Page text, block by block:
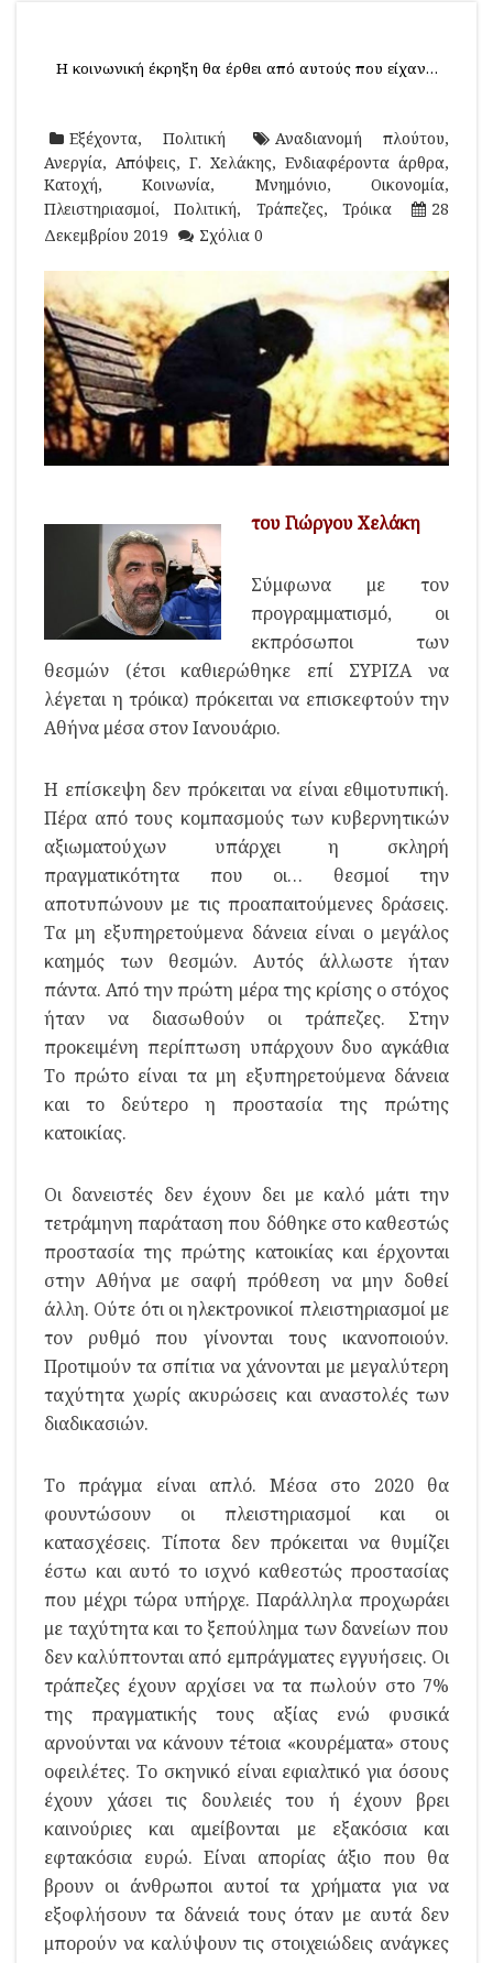
Η κοινωνική έκρηξη θα έρθει από αυτούς που είχαν…
Εξέχοντα,Πολιτική Αναδιανομή πλούτου,
Ανεργία, Απόψεις, Γ. Χελάκης, Ενδιαφέροντα άρθρα,
Κατοχή,Κοινωνία, Μνημόνιο,Οικονομία,
Πλειστηριασμοί,Πολιτική, Τράπεζες, Τρόικα
28
Δεκεμβρίου 2019
Σχόλια 0
του Γιώργου Χελάκη
Σύμφωνα με τον
προγραμματισμό, οι
εκπρόσωποι των
θεσμών (έτσι καθιερώθηκε επί ΣΥΡΙΖΑ να
λέγεται η τρόικα) πρόκειται να επισκεφτούν την
Αθήνα μέσα στον Ιανουάριο.
Η επίσκεψη δεν πρόκειται να είναι εθιμοτυπική.
Πέρα από τους κομπασμούς των κυβερνητικών
αξιωματούχων υπάρχει η σκληρή
πραγματικότητα που οι… θεσμοί την
αποτυπώνουν με τις προαπαιτούμενες δράσεις.
Τα μη εξυπηρετούμενα δάνεια είναι ο μεγάλος
καημός των θεσμών. Αυτός άλλωστε ήταν
πάντα. Από την πρώτη μέρα της κρίσης ο στόχος
ήταν να διασωθούν οι τράπεζες. Στην
προκειμένη περίπτωση υπάρχουν δυο αγκάθια
Το πρώτο είναι τα μη εξυπηρετούμενα δάνεια
και το δεύτερο η προστασία της πρώτης
κατοικίας.
Οι δανειστές δεν έχουν δει με καλό μάτι την
τετράμηνη παράταση που δόθηκε στο καθεστώς
προστασία της πρώτης κατοικίας και έρχονται
στην Αθήνα με σαφή πρόθεση να μην δοθεί
άλλη. Ούτε ότι οι ηλεκτρονικοί πλειστηριασμοί με
τον ρυθμό που γίνονται τους ικανοποιούν.
Προτιμούν τα σπίτια να χάνονται με μεγαλύτερη
ταχύτητα χωρίς ακυρώσεις και αναστολές των
διαδικασιών.
Το πράγμα είναι απλό. Μέσα στο 2020 θα
φουντώσουν οι πλειστηριασμοί και οι
κατασχέσεις. Τίποτα δεν πρόκειται να θυμίζει
έστω και αυτό το ισχνό καθεστώς προστασίας
που μέχρι τώρα υπήρχε. Παράλληλα προχωράει
με ταχύτητα και το ξεπούλημα των δανείων που
δεν καλύπτονται από εμπράγματες εγγυήσεις. Οι
τράπεζες έχουν αρχίσει να τα πωλούν στο 7%
της πραγματικής τους αξίας ενώ φυσικά
αρνούνται να κάνουν τέτοια «κουρέματα» στους
οφειλέτες. Το σκηνικό είναι εφιαλτικό για όσους
έχουν χάσει τις δουλειές του ή έχουν βρει
καινούριες και αμείβονται με εξακόσια και
εφτακόσια ευρώ. Είναι απορίας άξιο που θα
βρουν οι άνθρωποι αυτοί τα χρήματα για να
εξοφλήσουν τα δάνειά τους όταν με αυτά δεν
μπορούν να καλύψουν τις στοιχειώδεις ανάγκες